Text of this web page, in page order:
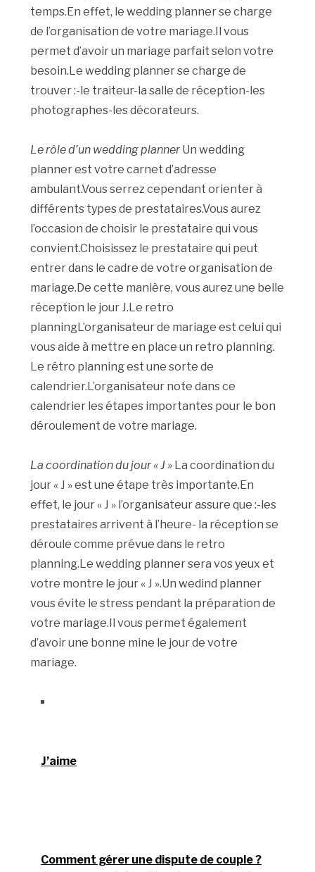
temps.En effet, le wedding planner se charge
de l’organisation de votre mariage.Il vous
permet d’avoir un mariage parfait selon votre
besoin.Le wedding planner se charge de
trouver :-le traiteur-la salle de réception-les
photographes-les décorateurs.
Le rôle d’un wedding plannerUn wedding
planner est votre carnet d’adresse
ambulant.Vous serrez cependant orienter à
différents types de prestataires.Vous aurez
l’occasion de choisir le prestataire qui vous
convient.Choisissez le prestataire qui peut
entrer dans le cadre de votre organisation de
mariage.De cette manière, vous aurez une belle
réception le jour J.Le retro
planningL’organisateur de mariage est celui qui
vous aide à mettre en place un retro planning.
Le rétro planning est une sorte de
calendrier.L’organisateur note dans ce
calendrier les étapes importantes pour le bon
déroulement de votre mariage.
La coordination du jour « J » La coordination du
jour « J » est une étape très importante.En
effet, le jour « J » l’organisateur assure que :-les
prestataires arrivent à l’heure- la réception se
déroule comme prévue dans le retro
planning.Le wedding planner sera vos yeux et
votre montre le jour « J ».Un wedind planner
vous évite le stress pendant la préparation de
votre mariage.Il vous permet également
d’avoir une bonne mine le jour de votre
mariage.
J’aime
Comment gérer une dispute de couple ?